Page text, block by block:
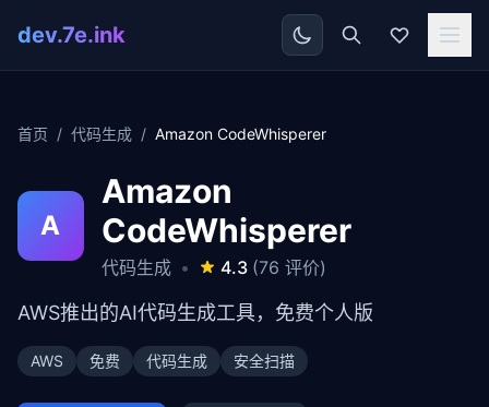
dev.7e.ink
首页 / 代码生成 / Amazon CodeWhisperer
A
Amazon
CodeWhisperer
代码生成 • 4.3 (76 评价)
AWS推出的AI代码生成工具，免费个人版
AWS 免费 代码生成 安全扫描